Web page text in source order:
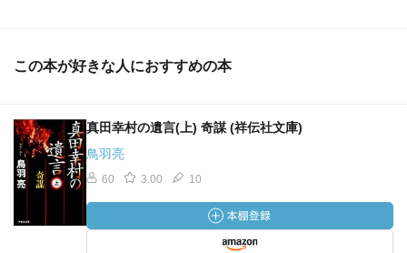
この本が好きな人におすすめの本
真田幸村の遺言(上) 奇謀 (祥伝社文庫)
鳥羽亮
60 3.00 10